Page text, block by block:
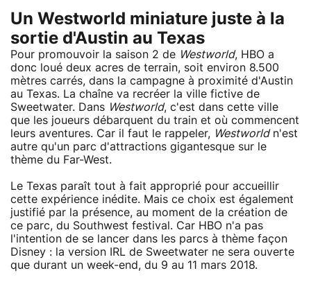
Un Westworld miniature juste à la
sortie d'Austin au Texas
Pour promouvoir la saison 2 de Westworld, HBO a
donc loué deux acres de terrain, soit environ 8.500
mètres carrés, dans la campagne à proximité d'Austin
au Texas. La chaîne va recréer la ville fictive de
Sweetwater. Dans Westworld, c'est dans cette ville
que les joueurs débarquent du train et où commencent
leurs aventures. Car il faut le rappeler, Westworldn'est
autre qu'un parc d'attractions gigantesque sur le
thème du Far-West.
Le Texas paraît tout à fait approprié pour accueillir
cette expérience inédite. Mais ce choix est également
justifié par la présence, au moment de la création de
ce parc, du Southwest festival. Car HBO n'a pas
l'intention de se lancer dans les parcs à thème façon
Disney : la version IRL de Sweetwater ne sera ouverte
que durant un week-end, du 9 au 11 mars 2018.